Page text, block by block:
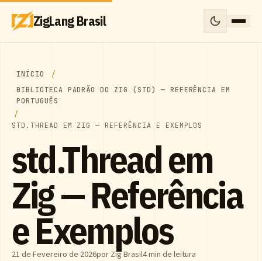
ZigLang Brasil
INÍCIO
BIBLIOTECA PADRÃO DO ZIG (STD) — REFERÊNCIA EM
PORTUGUÊS
STD.THREAD EM ZIG — REFERÊNCIA E EXEMPLOS
std.Thread em
Zig — Referência
e Exemplos
21 de Fevereiro de 2026por Zig Brasil4 min de leitura